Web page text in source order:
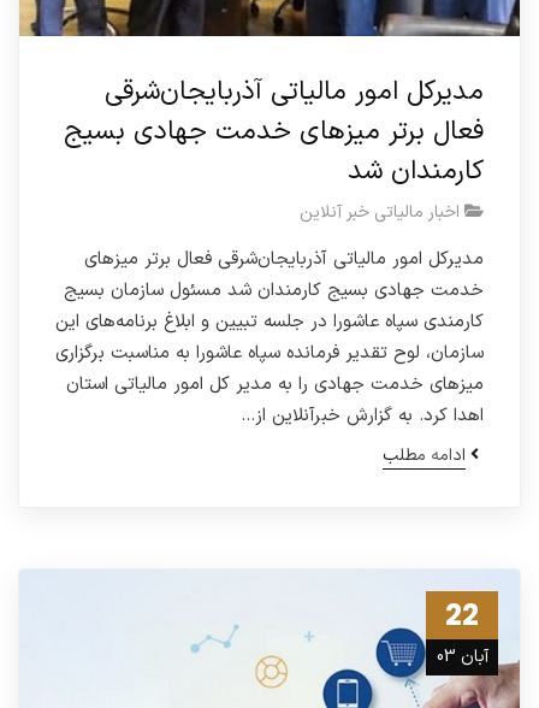
مدیرکل امور مالیاتی آذربایجان‌شرقی
فعال برتر میزهای خدمت جهادی بسیج
کارمندان شد
اخبار مالیاتی خبر آنلاین
مدیرکل امور مالیاتی آذربایجان‌شرقی فعال برتر میزهای
خدمت جهادی بسیج کارمندان شد مسئول سازمان بسیج
کارمندی سپاه عاشورا در جلسه تبیین و ابلاغ برنامه‌های این
سازمان، لوح تقدیر فرمانده سپاه عاشورا به مناسبت برگزاری
میزهای خدمت جهادی را به مدیر کل امور مالیاتی استان
اهدا کرد. به گزارش خبرآنلاین از…
ادامه مطلب
22
آبان 03